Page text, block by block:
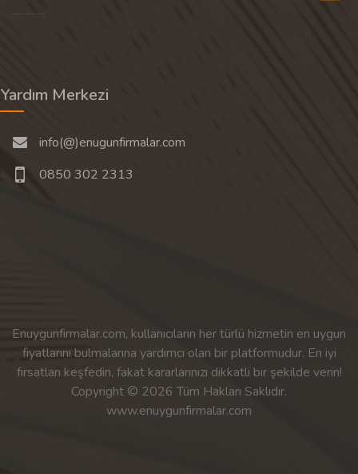
Yardım Merkezi
info(@)enugunfirmalar.com
0850 302 2313
Enuygunfirmalar.com, kullanıcıların her türlü hizmetin en uygun
fiyatlarını bulmalarına yardımcı olan bir platformudur. En iyi
fırsatları keşfedin, fakat kararlarınızı dikkatli bir şekilde verin!
Copyright © 2026 Tüm Hakları Saklıdır.
www.enuygunfirmalar.com